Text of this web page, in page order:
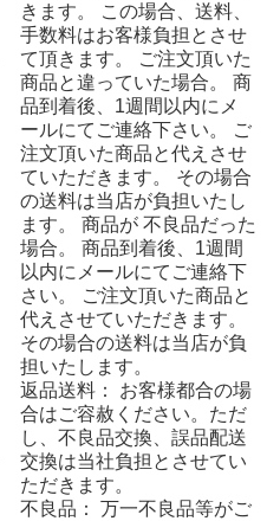
きます。 この場合、送料、
手数料はお客様負担とさせ
て頂きます。 ご注文頂いた
商品と違っていた場合。 商
品到着後、1週間以内にメ
ールにてご連絡下さい。 ご
注文頂いた商品と代えさせ
ていただきます。 その場合
の送料は当店が負担いたし
ます。 商品が 不良品だった
場合。 商品到着後、1週間
以内にメールにてご連絡下
さい。 ご注文頂いた商品と
代えさせていただきます。
その場合の送料は当店が負
担いたします。
返品送料： お客様都合の場
合はご容赦ください。ただ
し、不良品交換、誤品配送
交換は当社負担とさせてい
ただきます。
不良品： 万一不良品等がご